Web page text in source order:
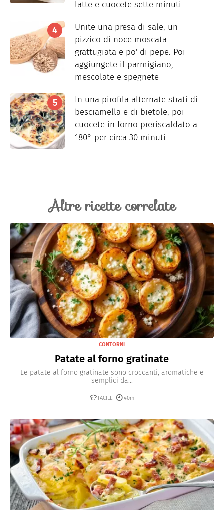
latte e cuocete sette minuti
Unite una presa di sale, un
pizzico di noce moscata
grattugiata e po' di pepe. Poi
aggiungete il parmigiano,
mescolate e spegnete
In una pirofila alternate strati di
besciamella e di bietole, poi
cuocete in forno preriscaldato a
180° per circa 30 minuti
Altre ricette correlate
CONTORNI
Patate al forno gratinate
Le patate al forno gratinate sono croccanti, aromatiche e
semplici da...
FACILE 40m